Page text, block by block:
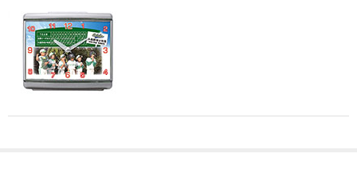
カード付フォトフレームクロック(集合)
目覚まし時計(集合＋個別)